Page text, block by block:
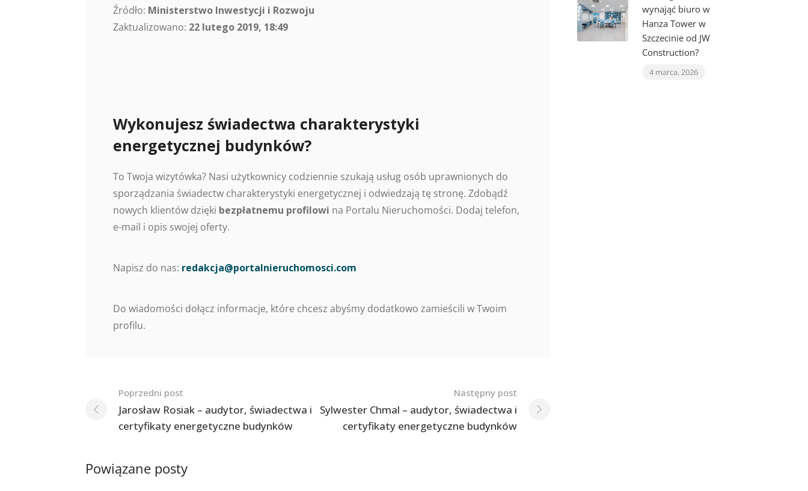
Źródło: Ministerstwo Inwestycji i Rozwoju
Zaktualizowano: 22 lutego 2019, 18:49
Wykonujesz świadectwa charakterystyki
energetycznej budynków?
To Twoja wizytówka? Nasi użytkownicy codziennie szukają usług osób uprawnionych do
sporządzania świadectw charakterystyki energetycznej i odwiedzają tę stronę. Zdobądź
nowych klientów dzięki bezpłatnemu profilowi na Portalu Nieruchomości. Dodaj telefon,
e-mail i opis swojej oferty.
Napisz do nas: redakcja@portalnieruchomosci.com
Do wiadomości dołącz informacje, które chcesz abyśmy dodatkowo zamieścili w Twoim
profilu.
Nawigacja
po
postach
Poprzedni post
Jarosław Rosiak – audytor, świadectwa i
certyfikaty energetyczne budynków
Następny post
Sylwester Chmal – audytor, świadectwa i
certyfikaty energetyczne budynków
Powiązane posty
wynająć biuro w
Hanza Tower w
Szczecinie od JW
Construction?
4 marca, 2026